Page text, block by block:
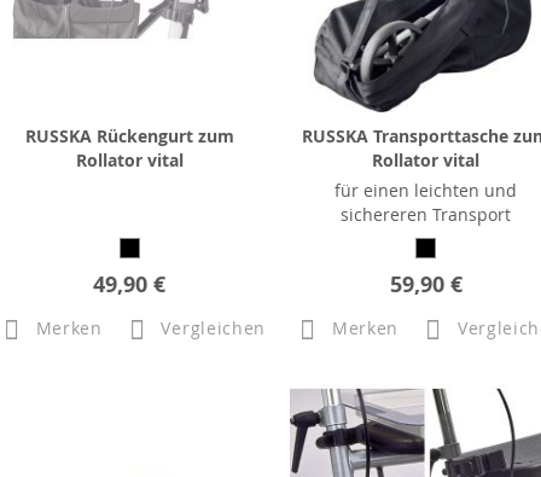
RUSSKA Rückengurt zum
Rollator vital
49,90 €
Merken Vergleichen
RUSSKA Transporttasche
Rollator vital
für einen leichten und
sichereren Transport
59,90 €
Merken